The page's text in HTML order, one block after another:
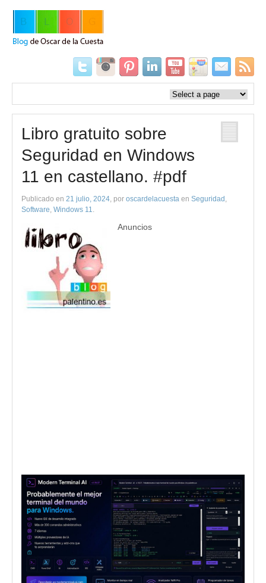
Libro gratuito sobre
Seguridad en Windows
11 en castellano. #pdf
Publicado en 21 julio, 2024, por oscardelacuesta en Seguridad ,
Software, Windows 11.
Anuncios